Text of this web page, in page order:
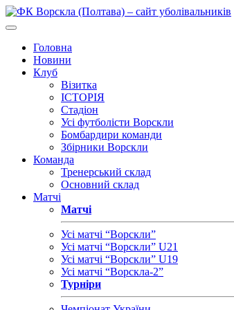
Головна
Новини
Клуб
Візитка
ІСТОРІЯ
Стадіон
Усі футболісти Ворскли
Бомбардири команди
Збірники Ворскли
Команда
Тренерський склад
Основний склад
Матчі
Матчі
Усі матчі “Ворскли”
Усі матчі “Ворскли” U21
Усі матчі “Ворскли” U19
Усі матчі “Ворскла-2”
Турніри